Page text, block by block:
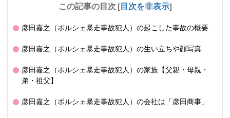
この記事の目次 [目次を非表示]
彦田嘉之（ポルシェ暴走事故犯人）の起こした事故の概要
彦田嘉之（ポルシェ暴走事故犯人）の生い立ちや顔写真
彦田嘉之（ポルシェ暴走事故犯人）の家族【父親・母親・
弟・祖父】
彦田嘉之（ポルシェ暴走事故犯人）の会社は「彦田商事」